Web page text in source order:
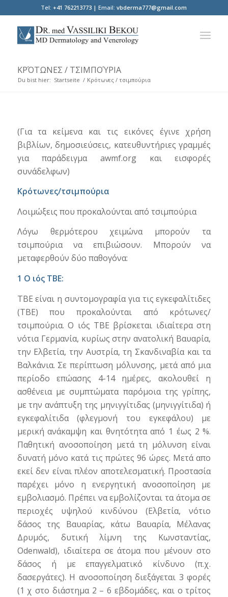
Tel: +41 762213773 |Email: vbderma777@gmail.com
KΡΌΤΩΝΕΣ / ΤΣΙΜΠΟΎΡΙΑ
Du bist hier: Startseite / Kρότωνες / τσιμπούρια
(Για τα κείμενα και τις εικόνες έγινε χρήση
βιβλίων, δημοσιεύσεις, κατευθυντήριες γραμμές
για παράδειγμα awmf.org και εισφορές
συνάδελφων)
Kρότωνες/τσιμπούρια
Λοιμώξεις που προκαλούνται από τσιμπούρια
Λόγω θερμότερου χειμώνα μπορούν τα
τσιμπούρια να επιβιώσουν. Μπορούν να
μεταφερθούν δύο παθογόνα:
1 Ο ιός ΤΒΕ:
TBE είναι η συντομογραφία για τις εγκεφαλίτιδες
(TBE) που προκαλούνται από κρότωνες/
τσιμπούρια. Ο ιός ΤΒΕ βρίσκεται ιδιαίτερα στη
νότια Γερμανία, κυρίως στην ανατολική Βαυαρία,
την Ελβετία, την Αυστρία, τη Σκανδιναβία και τα
Βαλκάνια. Σε περίπτωση μόλυνσης, μετά από μια
περίοδο επώασης 4-14 ημέρες, ακολουθεί η
ασθένεια με συμπτώματα παρόμοια της γρίπης,
με την ανάπτυξη της μηνιγγίτιδας (μηνιγγίτιδα) ή
εγκεφαλίτιδα (φλεγμονή του εγκεφάλου) με
μερική ανάκαμψη και θνητότητα από 1 έως 2 %.
Παθητική ανοσοποίηση μετά τη μόλυνση είναι
δυνατή μόνο κατά τις πρώτες 96 ώρες. Μετά απο
εκεί δεν είναι πλέον αποτελεσματική. Προστασία
παρέχει μόνο η ενεργητική ανοσοποίηση με
εμβολιασμό. Πρέπει να εμβολίζονται τα άτομα σε
περιοχές υψηλού κινδύνου (Ελβετία, νότιο
δάσος της Βαυαρίας, κάτω Βαυαρία, Μέλανας
Δρυμός, δυτική λίμνη της Κωνσταντίας,
Odenwald), ιδιαίτερα σε άτομα που μένουν στο
δάσος ή με επαγγελματικό κίνδυνο (π.χ.
δασεργάτες). Η ανοσοποίηση διεξάγεται 3 φορές
(1 χ στο διάστημα 2 – 6 εβδομάδες, και ο τρίτος